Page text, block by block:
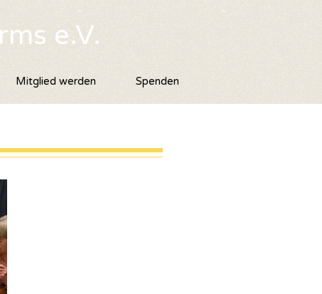
e.V.
Mitglied werden Spenden